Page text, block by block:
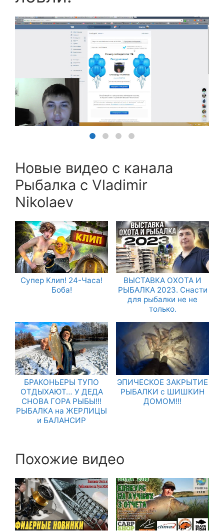
Новые видео с канала
Рыбалка с Vladimir
Nikolaev
Супер Клип! 24-Часа!
Боба!
ВЫСТАВКА ОХОТА И
РЫБАЛКА 2023. Снасти
для рыбалки не не
только.
БРАКОНЬЕРЫ ТУПО
ОТДЫХАЮТ… У ДЕДА
СНОВА ГОРА РЫБЫ!!!
РЫБАЛКА на ЖЕРЛИЦЫ
и БАЛАНСИР
ЭПИЧЕСКОЕ ЗАКРЫТИЕ
РЫБАЛКИ с ШИШКИН
ДОМОМ!!!
Похожие видео